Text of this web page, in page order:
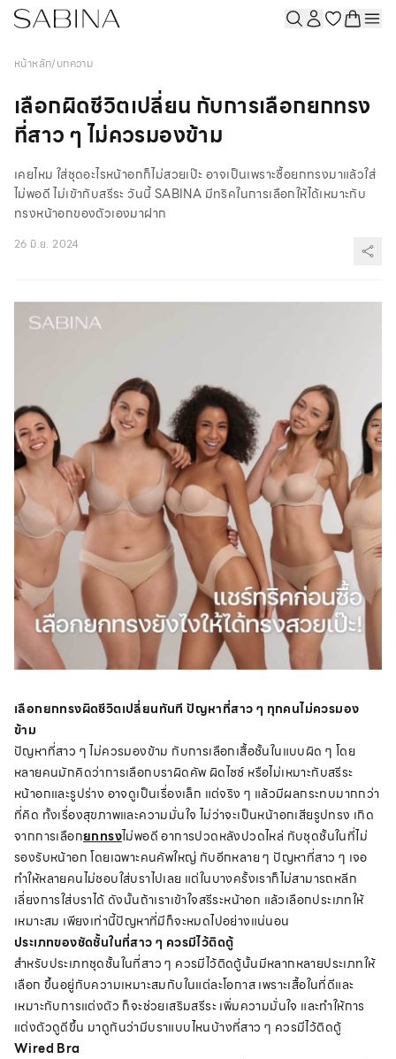
หน้าหลัก/บทความ
เลือกผิดชีวิตเปลี่ยน กับการเลือกยกทรง
ที่สาว ๆ ไม่ควรมองข้าม
เคยไหม ใส่ชุดอะไรหน้าอกก็ไม่สวยเป๊ะ อาจเป็นเพราะซื้อยกทรงมาแล้วใส่
ไม่พอดี ไม่เข้ากับสรีระ วันนี้ SABINA มีทริคในการเลือกให้ได้เหมาะกับ
ทรงหน้าอกของตัวเองมาฝาก
26 มิ.ย. 2024
เลือกยกทรงผิดชีวิตเปลี่ยนทันที ปัญหาที่สาว ๆ ทุกคนไม่ควรมอง
ข้าม
ปัญหาที่สาว ๆ ไม่ควรมองข้าม กับการเลือกเสื้อชั้นในแบบผิด ๆ โดย
หลายคนมักคิดว่าการเลือกบราผิดคัพ ผิดไซซ์ หรือไม่เหมาะกับสรีระ
หน้าอกและรูปร่าง อาจดูเป็นเรื่องเล็ก แต่จริง ๆ แล้วมีผลกระทบมากกว่า
ที่คิด ทั้งเรื่องสุขภาพและความมั่นใจ ไม่ว่าจะเป็นหน้าอกเสียรูปทรง เกิด
จากการเลือกยกทรงไม่พอดี อาการปวดหลังปวดไหล่ กับชุดชั้นในที่ไม่
รองรับหน้าอก โดยเฉพาะคนคัพใหญ่ กับอีกหลาย ๆ ปัญหาที่สาว ๆ เจอ
ทำให้หลายคนไม่ชอบใส่บราไปเลย แต่ในบางครั้งเราก็ไม่สามารถหลีก
เลี่ยงการใส่บราได้ ดังนั้นถ้าเราเข้าใจสรีระหน้าอก แล้วเลือกประเภทให้
เหมาะสม เพียงเท่านี้ปัญหาที่มีก็จะหมดไปอย่างแน่นอน
ประเภทของชัดชั้นในที่สาว ๆ ควรมีไว้ติดตู้
สำหรับประเภทชุดชั้นในที่สาว ๆ ควรมีไว้ติดตู้นั้นมีหลากหลายประเภทให้
เลือก ขึ้นอยู่กับความเหมาะสมกับในแต่ละโอกาส เพราะเสื้อในที่ดีและ
เหมาะกับการแต่งตัว ก็จะช่วยเสริมสรีระ เพิ่มความมั่นใจ และทำให้การ
แต่งตัวดูดีขึ้น มาดูกันว่ามีบราแบบไหนบ้างที่สาว ๆ ควรมีไว้ติดตู้
Wired Bra